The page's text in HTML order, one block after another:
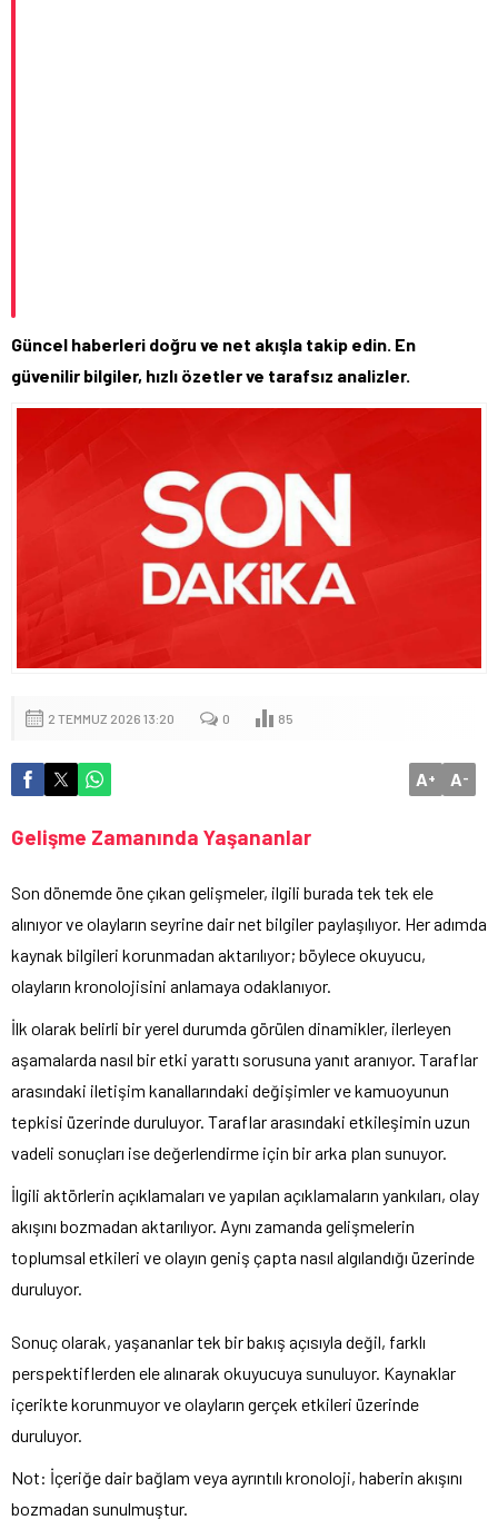
Güncel haberleri doğru ve net akışla takip edin. En
güvenilir bilgiler, hızlı özetler ve tarafsız analizler.
2 TEMMUZ 2026 13:20 0 85
A+ A-
Gelişme Zamanında Yaşananlar
Son dönemde öne çıkan gelişmeler, ilgili burada tek tek ele
alınıyor ve olayların seyrine dair net bilgiler paylaşılıyor. Her adımda
kaynak bilgileri korunmadan aktarılıyor; böylece okuyucu,
olayların kronolojisini anlamaya odaklanıyor.
İlk olarak belirli bir yerel durumda görülen dinamikler, ilerleyen
aşamalarda nasıl bir etki yarattı sorusuna yanıt aranıyor. Taraflar
arasındaki iletişim kanallarındaki değişimler ve kamuoyunun
tepkisi üzerinde duruluyor. Taraflar arasındaki etkileşimin uzun
vadeli sonuçları ise değerlendirme için bir arka plan sunuyor.
İlgili aktörlerin açıklamaları ve yapılan açıklamaların yankıları, olay
akışını bozmadan aktarılıyor. Aynı zamanda gelişmelerin
toplumsal etkileri ve olayın geniş çapta nasıl algılandığı üzerinde
duruluyor.
Sonuç olarak, yaşananlar tek bir bakış açısıyla değil, farklı
perspektiflerden ele alınarak okuyucuya sunuluyor. Kaynaklar
içerikte korunmuyor ve olayların gerçek etkileri üzerinde
duruluyor.
Not: İçeriğe dair bağlam veya ayrıntılı kronoloji, haberin akışını
bozmadan sunulmuştur.